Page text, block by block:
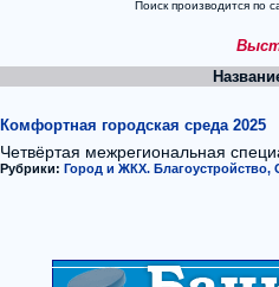
Поиск производится по
Комфортная городская среда 2025
Четвёртая межрегиональная
Рубрики: Город и ЖКХ. Благоустройство,